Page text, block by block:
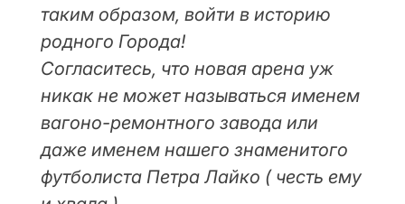
таким образом, войти в историю
родного Города!
Согласитесь, что новая арена уж
никак не может называться именем
вагоно-ремонтного завода или
даже именем нашего знаменитого
футболиста Петра Лайко ( честь ему